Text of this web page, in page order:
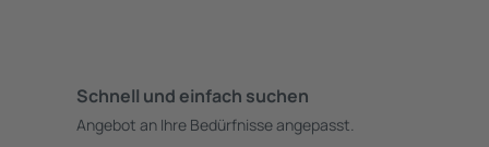
Schnell und einfach suchen
Angebot an Ihre Bedürfnisse angepasst.